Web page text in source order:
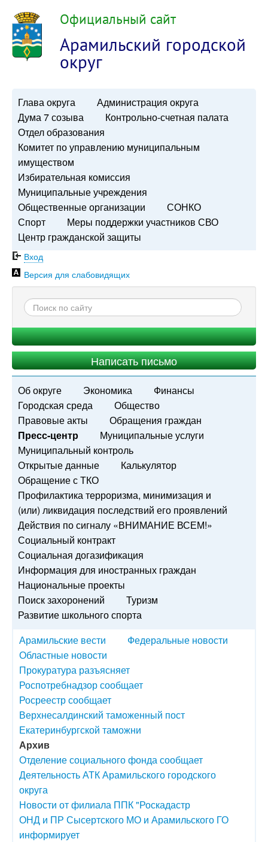
Официальный сайт
Арамильский городской
округ
Глава округа
Администрация округа
Дума 7 созыва
Контрольно-счетная палата
Отдел образования
Комитет по управлению муниципальным
имуществом
Избирательная комиссия
Муниципальные учреждения
Общественные организации
СОНКО
Спорт
Меры поддержки участников СВО
Центр гражданской защиты
Вход
Версия для слабовидящих
Написать письмо
Об округе Экономика
Финансы
Городская среда
Общество
Правовые акты
Обращения граждан
Пресс-центр
Муниципальные услуги
Муниципальный контроль
Открытые данные
Калькулятор
Обращение с ТКО
Профилактика терроризма, минимизация и
(или) ликвидация последствий его проявлений
Действия по сигналу «ВНИМАНИЕ ВСЕМ!»
Социальный контракт
Социальная догазификация
Информация для иностранных граждан
Национальные проекты
Поиск захоронений
Туризм
Развитие школьного спорта
Арамильские вести
Федеральные новости
Областные новости
Прокуратура разъясняет
Роспотребнадзор сообщает
Росреестр сообщает
Верхнесалдинский таможенный пост
Екатеринбургской таможни
Архив
Отделение социального фонда сообщает
Деятельность АТК Арамильского городского
округа
Новости от филиала ППК "Роскадастр
ОНД и ПР Сысертского МО и Арамильского ГО
информирует